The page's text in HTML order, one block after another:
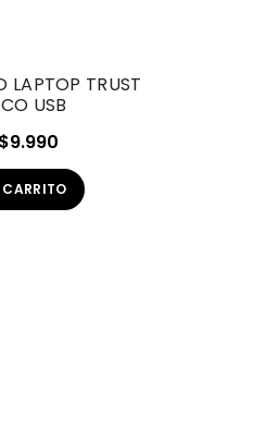
LAPTOP TRUST
USB
El
$9.990
precio
actual